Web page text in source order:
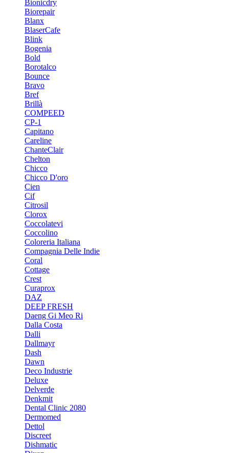
Bionicdry
Biorepair
Blanx
BlaserCafe
Blink
Bogenia
Bold
Borotalco
Bounce
Bravo
Bref
Brillà
COMPEED
CP-1
Capitano
Careline
ChanteСlair
Chelton
Chicco
Chicco D'oro
Cien
Cif
Citrosil
Clorox
Coccolatevi
Coccolino
Coloreria Italiana
Compagnia Delle Indie
Coral
Cottage
Crest
Curaprox
DAZ
DEEP FRESH
Daeng Gi Meo Ri
Dalla Costa
Dalli
Dallmayr
Dash
Dawn
Deco Industrie
Deluxe
Delverde
Denkmit
Dental Clinic 2080
Dermomed
Dettol
Discreet
Dishmatic